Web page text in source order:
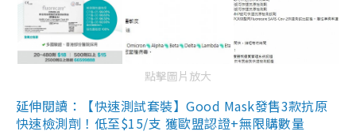
點擊圖片放大
延伸閱讀：【快速測試套裝】Good Mask發售3款抗原
快速檢測劑！低至$15/支 獲歐盟認證+無限購數量